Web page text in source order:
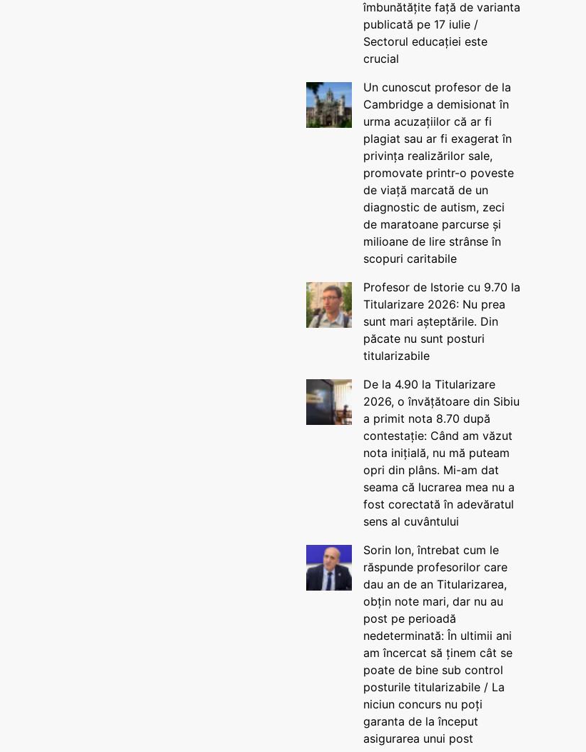
îmbunătățite față de varianta
publicată pe 17 iulie /
Sectorul educației este
crucial
Un cunoscut profesor de la
Cambridge a demisionat în
urma acuzațiilor că ar fi
plagiat sau ar fi exagerat în
privința realizărilor sale,
promovate printr-o poveste
de viață marcată de un
diagnostic de autism, zeci
de maratoane parcurse și
milioane de lire strânse în
scopuri caritabile
Profesor de Istorie cu 9.70 la
Titularizare 2026: Nu prea
sunt mari așteptările. Din
păcate nu sunt posturi
titularizabile
De la 4.90 la Titularizare
2026, o învățătoare din Sibiu
a primit nota 8.70 după
contestație: Când am văzut
nota inițială, nu mă puteam
opri din plâns. Mi-am dat
seama că lucrarea mea nu a
fost corectată în adevăratul
sens al cuvântului
Sorin Ion, întrebat cum le
răspunde profesorilor care
dau an de an Titularizarea,
obțin note mari, dar nu au
post pe perioadă
nedeterminată: În ultimii ani
am încercat să ținem cât se
poate de bine sub control
posturile titularizabile / La
niciun concurs nu poți
garanta de la început
asigurarea unui post